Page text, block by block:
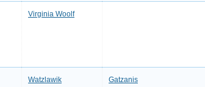
Virginia Woolf
Watzlawik
Gatzanis